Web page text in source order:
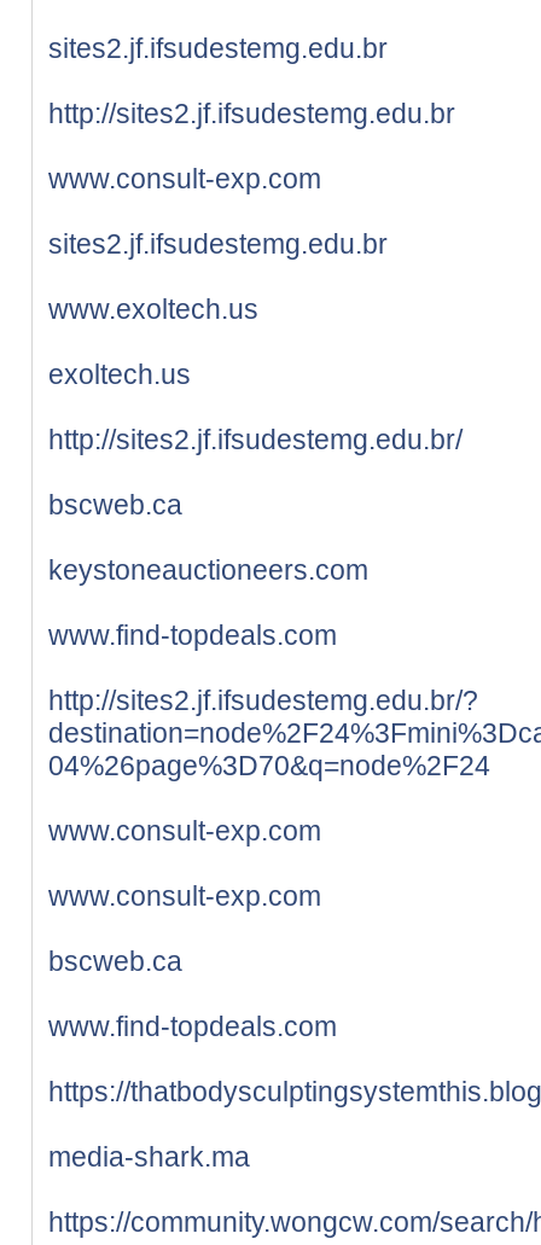
sites2.jf.ifsudestemg.edu.br
http://sites2.jf.ifsudestemg.edu.br
www.consult-exp.com
sites2.jf.ifsudestemg.edu.br
www.exoltech.us
exoltech.us
http://sites2.jf.ifsudestemg.edu.br/
bscweb.ca
keystoneauctioneers.com
www.find-topdeals.com
http://sites2.jf.ifsudestemg.edu.br/?
04%26page%3D70&q=node%2F24
www.consult-exp.com
www.consult-exp.com
bscweb.ca
www.find-topdeals.com
https://
media-shark.ma
https://community.wongcw.com/